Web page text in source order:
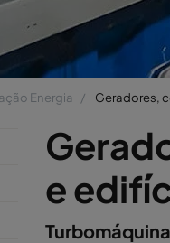
Energia Geradores,
e